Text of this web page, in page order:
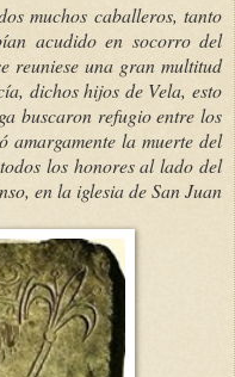
muchos caballeros, tanto
acudido en socorro del
reuniese una gran multitud
dichos hijos de Vela, esto
buscaron refugio entre los
amargamente la muerte del
los honores al lado del
en la iglesia de San Juan